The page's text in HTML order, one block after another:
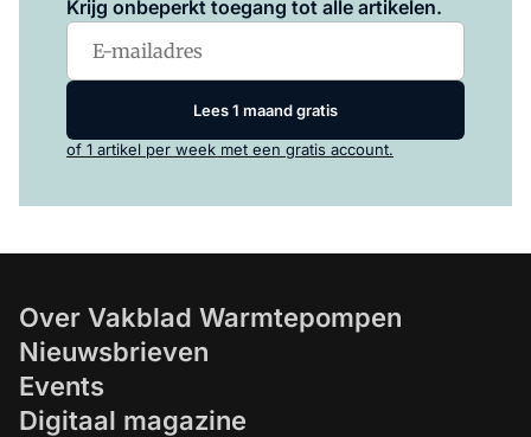
Krijg onbeperkt toegang tot alle artikelen.
Lees 1 maand gratis
of 1 artikel per week met een gratis account.
Over Vakblad Warmtepompen
Nieuwsbrieven
Events
Digitaal magazine